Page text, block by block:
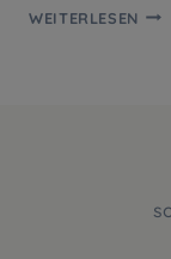
WEITERLESEN #30